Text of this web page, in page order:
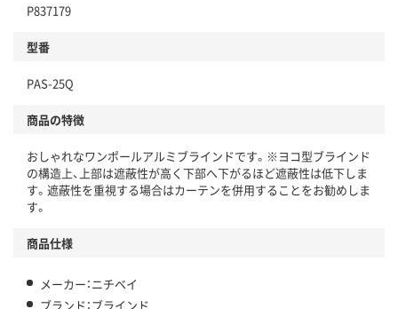
P837179
型番
PAS-25Q
商品の特徴
おしゃれなワンポールアルミブラインドです。※ヨコ型ブラインド
の構造上、上部は遮蔽性が高く下部へ下がるほど遮蔽性は低下しま
す。遮蔽性を重視する場合はカーテンを併用することをお勧めしま
す。
商品仕様
メーカー：ニチベイ
ブランド：ブラインド